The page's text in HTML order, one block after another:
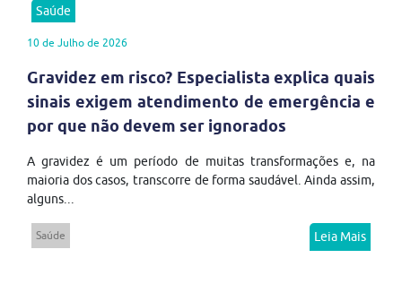
Saúde
10 de Julho de 2026
Gravidez em risco? Especialista explica quais
sinais exigem atendimento de emergência e
por que não devem ser ignorados
A gravidez é um período de muitas transformações e, na
maioria dos casos, transcorre de forma saudável. Ainda assim,
alguns...
Saúde Leia Mais